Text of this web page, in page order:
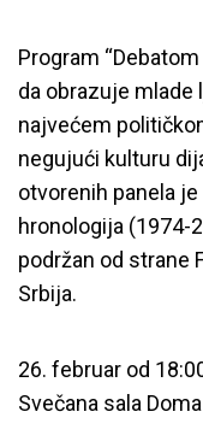
Program
da obrazuje mlade
najvećem
negujući kulturu
otvorenih panela
hronologija (1974-
podržan od strane
Srbija.
26. februar od
Svečana sala